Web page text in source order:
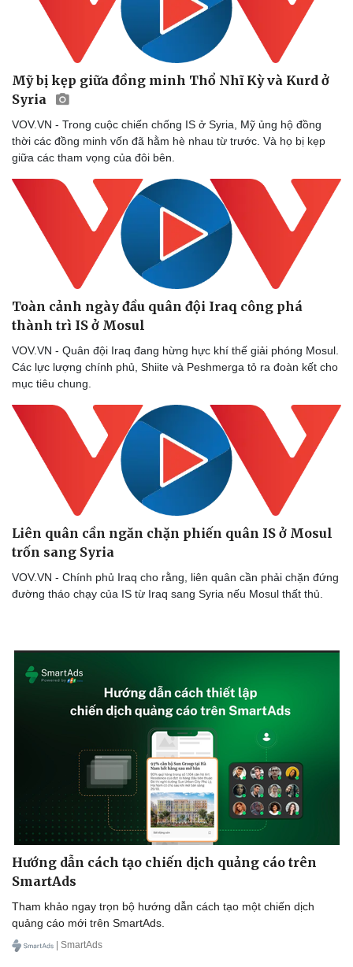
Thể thao
Bóng đá
Lịch thi đấu bóng đá
Thế giới thể thao
eSports
Hậu trường
Ô tô - Xe máy
Xe máy
Tư vấn
Mỹ bị kẹp giữa đồng minh Thổ Nhĩ Kỳ và Kurd ở
Syria
VOV.VN - Trong cuộc chiến chống IS ở Syria, Mỹ ủng hộ đồng
thời các đồng minh vốn đã hằm hè nhau từ trước. Và họ bị kẹp
giữa các tham vọng của đôi bên.
Toàn cảnh ngày đầu quân đội Iraq công phá
thành trì IS ở Mosul
VOV.VN - Quân đội Iraq đang hừng hực khí thế giải phóng Mosul.
Các lực lượng chính phủ, Shiite và Peshmerga tỏ ra đoàn kết cho
mục tiêu chung.
Liên quân cần ngăn chặn phiến quân IS ở Mosul
trốn sang Syria
VOV.VN - Chính phủ Iraq cho rằng, liên quân cần phải chặn đứng
đường tháo chạy của IS từ Iraq sang Syria nếu Mosul thất thủ.
Hướng dẫn cách tạo chiến dịch quảng cáo trên
SmartAds
Tham khảo ngay trọn bộ hướng dẫn cách tạo một chiến dịch
quảng cáo mới trên SmartAds.
| SmartAds